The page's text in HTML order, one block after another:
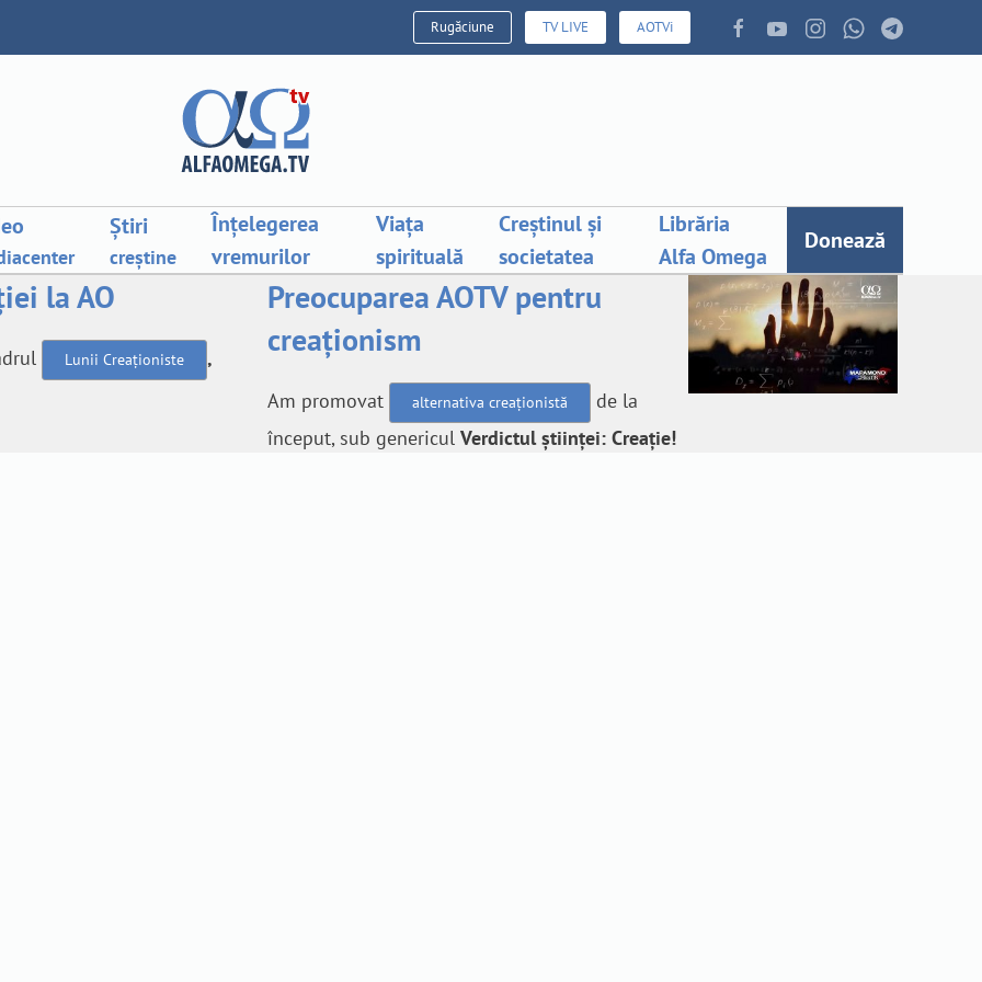
Rugăciune TV LIVE AOTVi
Știri
creștine
Înțelegerea
vremurilor
Viața
spirituală
Creștinul și
societatea
Librăria
Alfa Omega
Donează
la AO
Lunii Creaționiste
,
Preocuparea AOTV pentru
creaționism
Am promovat alternativa creaționistă
de la
început, sub genericul Verdictul științei: Creație!